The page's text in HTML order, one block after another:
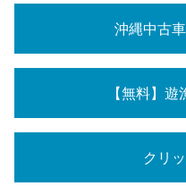
沖縄中古
【無料】
クリ